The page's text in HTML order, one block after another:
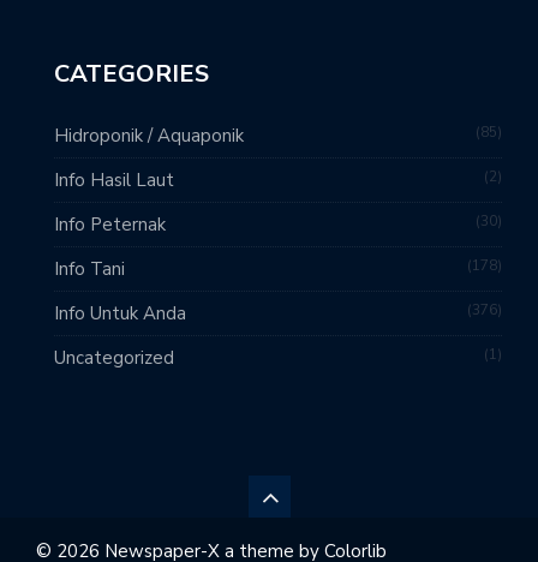
CATEGORIES
Hidroponik / Aquaponik 85
Info Hasil Laut 2
Info Peternak 30
Info Tani 178
Info Untuk Anda 376
Uncategorized 1
© 2026 Newspaper-X a theme by Colorlib